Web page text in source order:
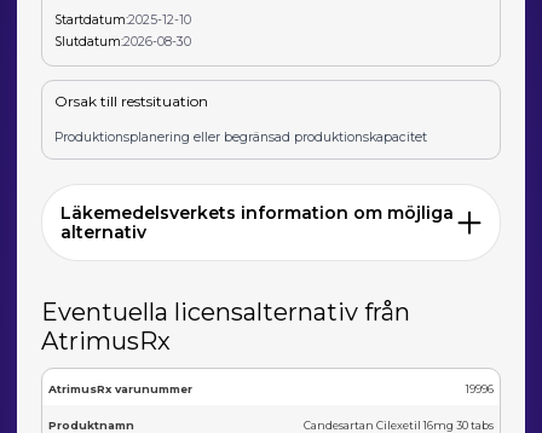
Startdatum:2025-12-10
Slutdatum:2026-08-30
Orsak till restsituation
Produktionsplanering eller begränsad produktionskapacitet
Läkemedelsverkets information om möjliga
alternativ
Eventuella licensalternativ från
AtrimusRx
AtrimusRx varunummer 19996
Produktnamn Candesartan Cilexetil 16mg 30 tabs